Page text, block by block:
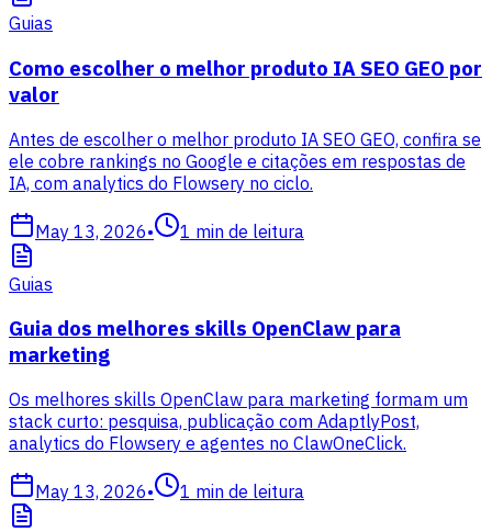
Guias
Como escolher o melhor produto IA SEO GEO por
valor
Antes de escolher o melhor produto IA SEO GEO, confira se
ele cobre rankings no Google e citações em respostas de
IA, com analytics do Flowsery no ciclo.
May 13, 2026• 1 min de leitura
Guias
Guia dos melhores skills OpenClaw para
marketing
Os melhores skills OpenClaw para marketing formam um
stack curto: pesquisa, publicação com AdaptlyPost,
analytics do Flowsery e agentes no ClawOneClick.
May 13, 2026• 1 min de leitura